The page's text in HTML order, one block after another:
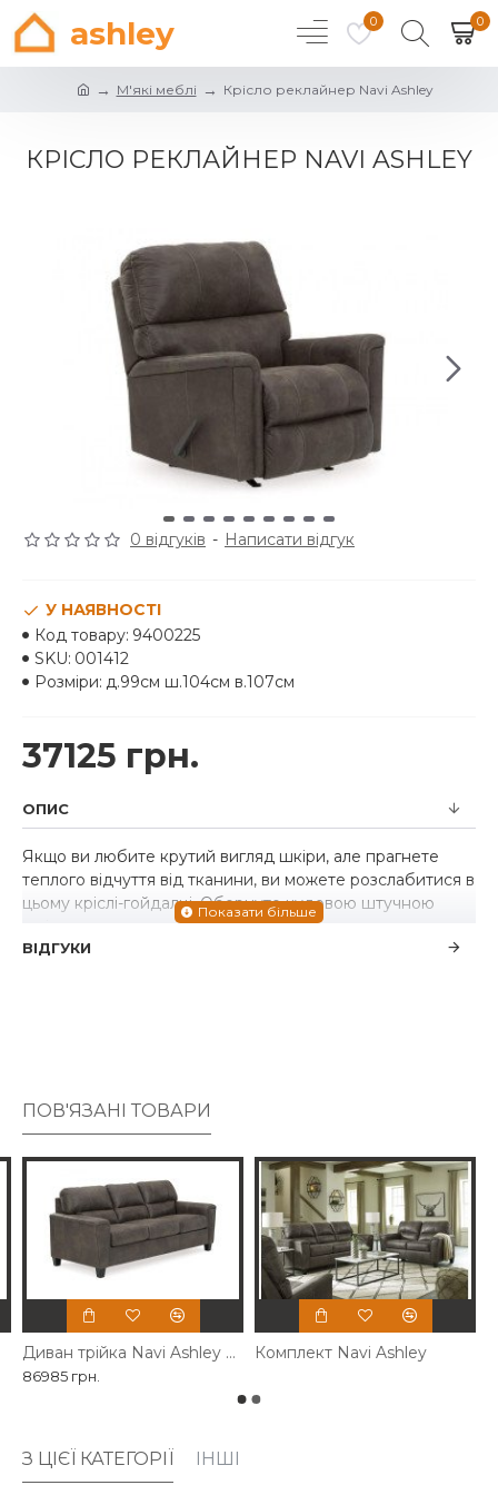
ashley 0 0
М'які меблі Крісло реклайнер Navi Ashley
КРІСЛО РЕКЛАЙНЕР NAVI ASHLEY
0 відгуків - Написати відгук
37125 грн.
У НАЯВНОСТІ
Код товару: 9400225
SKU: 001412
Розміри: д.99см ш.104см в.107см
ОПИС
Якщо ви любите крутий вигляд шкіри, але прагнете
теплого відчуття від тканини, ви можете розслабитися в
цьому кріслі-гойдалці. Обернуте чудовою штучною
шкірою з потертим відтінком і натяком на галькову
текстуру, щоб нагадувати справжнє крісло, це
ВІДГУКИ
ПОВ'ЯЗАНІ ТОВАРИ
Диван трійка Navi Ashley розкладний
86985 грн.
Комплект Navi Ashley
З ЦІЄЇ КАТЕГОРІЇ ІНШІ